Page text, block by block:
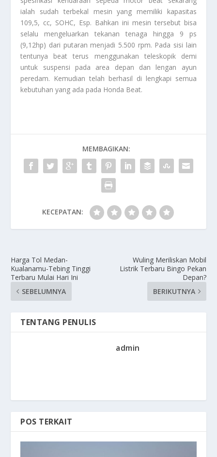
ialah sudah terbekal mesin yang memiliki kapasitas
109,5, cc, SOHC, Esp. Bahkan ini mesin tersebut bisa
selalu mengeluarkan tekanan tenaga hingga 9 ps
(9,12hp) dari putaran menjadi 5.500 rpm. Pada sisi lain
tentunya beat terus menggunakan teleskopik demi
untuk suspensi pada area depan dan lengan ayun
peredam. Kemudian telah berhasil di lengkapi semua
kebutuhan yang ada pada Honda Beat.
MEMBAGIKAN:
KECEPATAN:
Harga Tol Medan-
Kualanamu-Tebing Tinggi
Terbaru Mulai Hari Ini
SEBELUMNYA
Wuling Meriliskan Mobil
Listrik Terbaru Bingo Pekan
Depan?
BERIKUTNYA
TENTANG PENULIS
admin
POS TERKAIT